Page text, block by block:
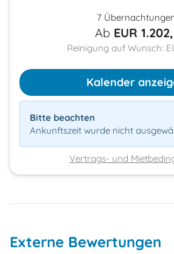
7
Ab EUR
Reinigung auf Wunsch:
Kalender
Bitte beachten
Ankunftszeit wurde nicht
Vertrags- und
Externe Bewertungen